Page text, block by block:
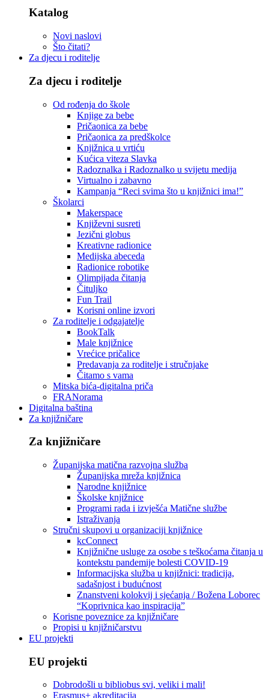
Katalog
Novi naslovi
Što čitati?
Za djecu i roditelje
Za djecu i roditelje
Od rođenja do škole
Knjige za bebe
Pričaonica za bebe
Pričaonica za predškolce
Knjižnica u vrtiću
Kućica viteza Slavka
Radoznalka i Radoznalko u svijetu medija
Virtualno i zabavno
Kampanja “Reci svima što u knjižnici ima!”
Školarci
Makerspace
Književni susreti
Jezični globus
Kreativne radionice
Medijska abeceda
Radionice robotike
Olimpijada čitanja
Čituljko
Fun Trail
Korisni online izvori
Za roditelje i odgajatelje
BookTalk
Male knjižnice
Vrećice pričalice
Predavanja za roditelje i stručnjake
Čitamo s vama
Mitska bića-digitalna priča
FRANorama
Digitalna baština
Za knjižničare
Za knjižničare
Županijska matična razvojna služba
Županijska mreža knjižnica
Narodne knjižnice
Školske knjižnice
Programi rada i izvješća Matične službe
Istraživanja
Stručni skupovi u organizaciji knjižnice
kcConnect
Knjižnične usluge za osobe s teškoćama čitanja u
kontekstu pandemije bolesti COVID-19
Informacijska služba u knjižnici: tradicija,
sadašnjost i budućnost
Znanstveni kolokvij i sjećanja / Božena Loborec
“Koprivnica kao inspiracija”
Korisne poveznice za knjižničare
Propisi u knjižničarstvu
EU projekti
EU projekti
Dobrodošli u bibliobus svi, veliki i mali!
Erasmus+ akreditacija